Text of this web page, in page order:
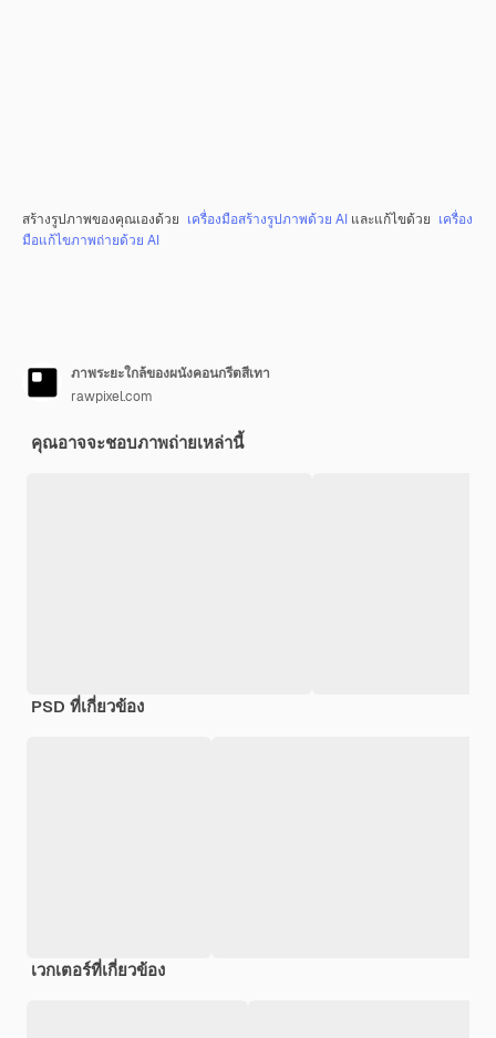
สร้างรูปภาพของคุณเองด้วย เครื่องมือสร้างรูปภาพด้วย AI และแก้ไขด้วย เครื่อง
มือแก้ไขภาพถ่ายด้วย AI
ภาพระยะใกล้ของผนังคอนกรีตสีเทา
rawpixel.com
คุณอาจจะชอบภาพถ่ายเหล่านี้
PSD ที่เกี่ยวข้อง
เวกเตอร์ที่เกี่ยวข้อง